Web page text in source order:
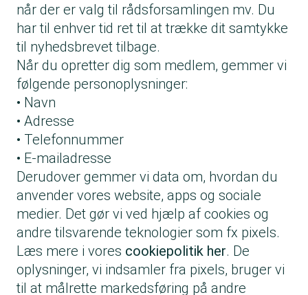
når der er valg til rådsforsamlingen mv. Du
har til enhver tid ret til at trække dit samtykke
til nyhedsbrevet tilbage.
Når du opretter dig som medlem, gemmer vi
følgende personoplysninger:
• Navn
• Adresse
• Telefonnummer
• E-mailadresse
Derudover gemmer vi data om, hvordan du
anvender vores website, apps og sociale
medier. Det gør vi ved hjælp af cookies og
andre tilsvarende teknologier som fx pixels.
Læs mere i vores cookiepolitik her. De
oplysninger, vi indsamler fra pixels, bruger vi
til at målrette markedsføring på andre